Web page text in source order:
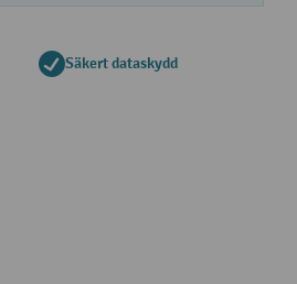
Säkert dataskydd